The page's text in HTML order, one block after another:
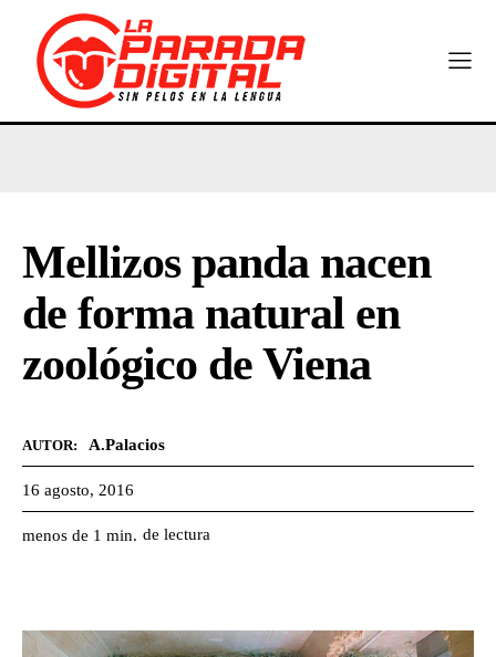
Mellizos panda nacen
de forma natural en
zoológico de Viena
AUTOR: A.Palacios
16 agosto, 2016
menos de 1 min. de lectura